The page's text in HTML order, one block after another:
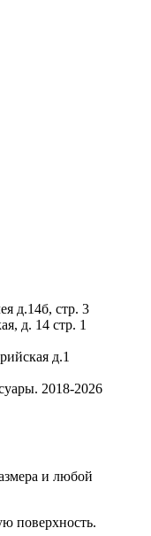
д.14б, стр. 3
д. 14 стр. 1
д.1
2018-2026
и любой
поверхность.